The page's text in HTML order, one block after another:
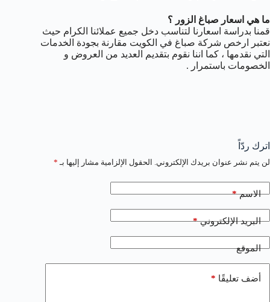
ما هي اسعار صباغ الزور ؟
قمنا بدراسة اسعارنا لتناسب دخل جميع عملائنا الكرام حيث
نعتبر ارخص شركة صباغ في الكويت مقارنة بجودة الخدمات
التي نقدمها ، كما اننا نقوم بتقديم العديد من العروض و
الخصومات باستمرار .
اترك ردّاً
لن يتم نشر عنوان بريدك الإلكتروني. الحقول الإلزامية مشار إليها بـ *
الاسم*
البريد الإلكتروني*
الموقع
أضف تعليقًا *